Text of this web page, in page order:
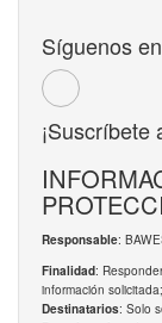
Síguenos
¡Suscríbete
Responsable:
Finalidad:
información solicitada;
Destinatarios: Solo